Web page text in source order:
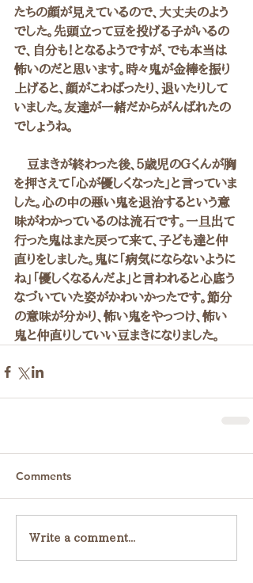
たちの顔が見えているので、大丈夫のよう
でした。先頭立って豆を投げる子がいるの
で、自分も！となるようですが、でも本当は
怖いのだと思います。時々鬼が金棒を振り
上げると、顔がこわばったり、退いたりして
いました。友達が一緒だからがんばれたの
でしょうね。
豆まきが終わった後、５歳児のＧくんが胸
を押さえて「心が優しくなった」と言っていま
した。心の中の悪い鬼を退治するという意
味がわかっているのは流石です。一旦出て
行った鬼はまた戻って来て、子ども達と仲
直りをしました。鬼に「病気にならないように
ね」「優しくなるんだよ」と言われると心底う
なづいていた姿がかわいかったです。節分
の意味が分かり、怖い鬼をやっつけ、怖い
鬼と仲直りしていい豆まきになりました。
Comments
Write a comment...